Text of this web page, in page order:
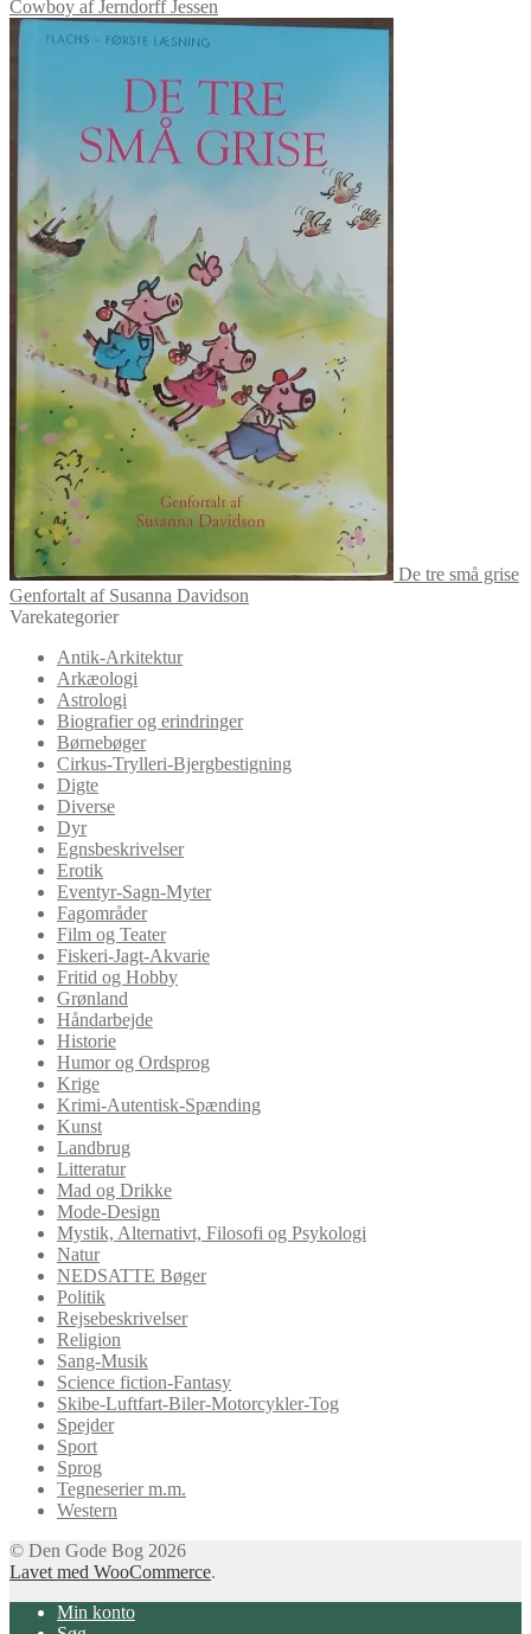
Cowboy af Jerndorff Jessen
De tre små grise
Genfortalt af Susanna Davidson
Varekategorier
Antik-Arkitektur
Arkæologi
Astrologi
Biografier og erindringer
Børnebøger
Cirkus-Trylleri-Bjergbestigning
Digte
Diverse
Dyr
Egnsbeskrivelser
Erotik
Eventyr-Sagn-Myter
Fagområder
Film og Teater
Fiskeri-Jagt-Akvarie
Fritid og Hobby
Grønland
Håndarbejde
Historie
Humor og Ordsprog
Krige
Krimi-Autentisk-Spænding
Kunst
Landbrug
Litteratur
Mad og Drikke
Mode-Design
Mystik, Alternativt, Filosofi og Psykologi
Natur
NEDSATTE Bøger
Politik
Rejsebeskrivelser
Religion
Sang-Musik
Science fiction-Fantasy
Skibe-Luftfart-Biler-Motorcykler-Tog
Spejder
Sport
Sprog
Tegneserier m.m.
Western
© Den Gode Bog 2026
Lavet med WooCommerce.
Min konto